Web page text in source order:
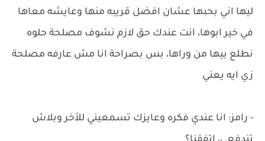
ليها اني بحبها عشان افضل قريبه منها وعايشه معاها
في خير ابوها، انت عندك حق لازم نشوف مصلحة حلوه
نطلع بيها من وراها، بس بصراحة انا مش عارفه مصلحة
زي ايه يعني
- رامز: انا عندي فكره وعايزك تسمعيني للأخر وبلاش